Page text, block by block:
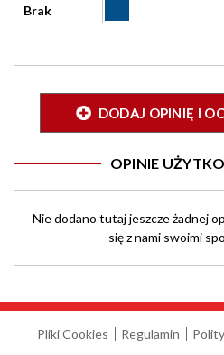
Brak
DODAJ OPINIĘ I
OPINIE
Nie dodano tutaj jeszcze żadnej
się z nami swoimi
Pliki Cookies Regulamin